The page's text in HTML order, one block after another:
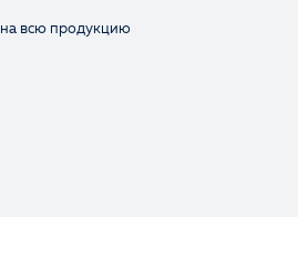
на всю продукцию